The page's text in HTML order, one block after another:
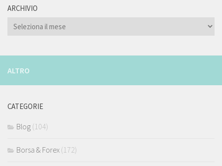
ARCHIVIO
ARCHIVIO
ALTRO
CATEGORIE
Blog (104)
Borsa & Forex (172)